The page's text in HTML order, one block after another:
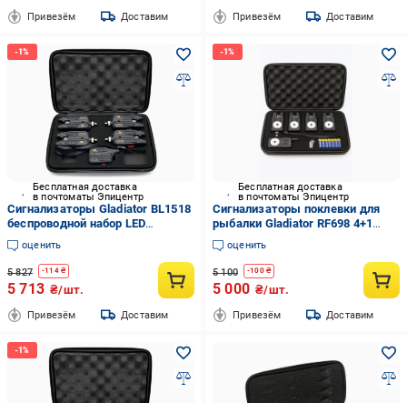
Привезём Доставим Привезём Доставим
Бесплатная доставка
в почтоматы Эпицентр
Сигнализаторы Gladiator BL1518
беспроводной набор LED
подсветка Черный
оценить
5 827 -114₴
5 713 ₴/шт.
Привезём Доставим
Бесплатная доставка
в почтоматы Эпицентр
Сигнализаторы поклевки для
рыбалки Gladiator RF698 4+1
радиопейджер до 150 м Черный
оценить
5 100 -100₴
5 000 ₴/шт.
Привезём Доставим